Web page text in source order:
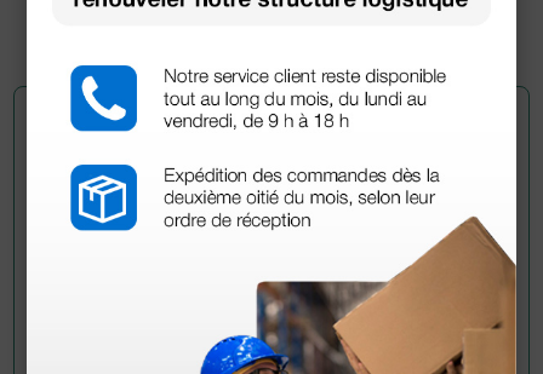
Avez-vous encore des doutes ? Avez-vous besoin